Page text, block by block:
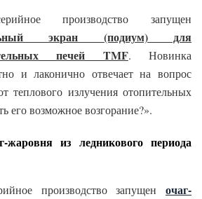
производство запущен
экран (подиум) для
печей TMF. Новинка
и лаконично отвечает на вопрос
теплового излучения отопительных
его возможное возгорание?».
жаровня из ледникового периода
производство запущен очаг-